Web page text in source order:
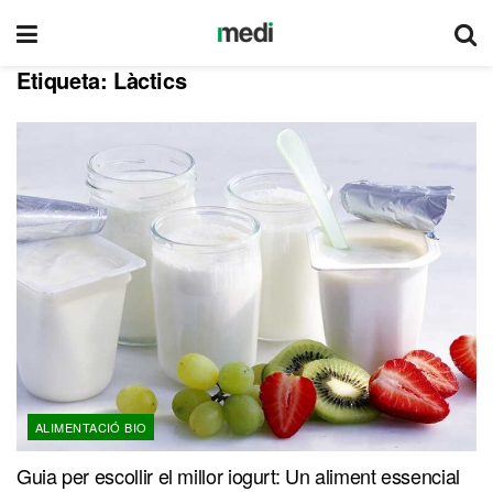
Etiqueta: Làctics
ALIMENTACIÓ BIO
Guia per escollir el millor iogurt: Un aliment essencial